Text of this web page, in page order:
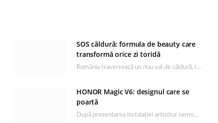
SOS căldură: formula de beauty care
transformă orice zi toridă
România traversează un nou val de căldură, iar rutina de îngrijire capătă un rol esențial…
HONOR Magic V6: designul care se
poartă
După prezentarea instalației artistice semnată de Catrinel Săbăciag în cadrul evenimentului de lansare HONOR Magic…